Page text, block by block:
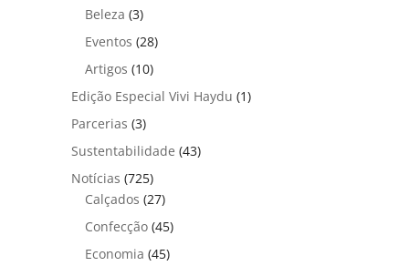
Beleza (3)
Eventos (28)
Artigos (10)
Edição Especial Vivi Haydu (1)
Parcerias (3)
Sustentabilidade (43)
Notícias (725)
Calçados (27)
Confecção (45)
Economia (45)